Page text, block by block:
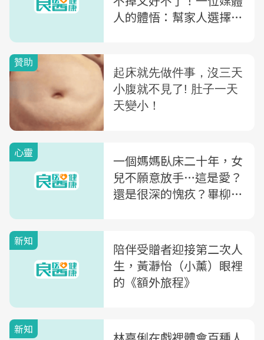
人的體悟：幫家人選擇安
心靈
一個媽媽臥床二十年，女
兒不願意放手…這是愛？
還是很深的愧疚？畢柳鶯
新知
陪伴受贈者迎接第二次人
生，黃瀞怡（小薰）眼裡
的《額外旅程》
新知